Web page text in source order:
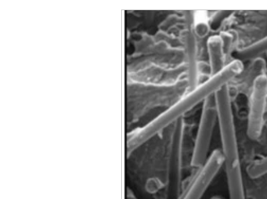
Filosofia e Comportamento
Cultura e História
Arte, Design e Fotografia
Filmes, Séries e